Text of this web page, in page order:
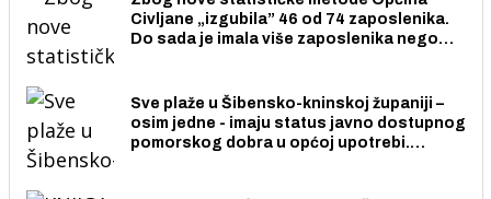
Civljane „izgubila” 46 od 74 zaposlenika.
Do sada je imala više zaposlenika nego
Sve plaže u Šibensko-kninskoj županiji –
osim jedne - imaju status javno dostupnog
pomorskog dobra u općoj upotrebi.